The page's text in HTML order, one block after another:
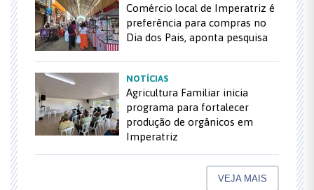
Comércio local de Imperatriz é
preferência para compras no
Dia dos Pais, aponta pesquisa
NOTÍCIAS
Agricultura Familiar inicia
programa para fortalecer
produção de orgânicos em
Imperatriz
VEJA MAIS